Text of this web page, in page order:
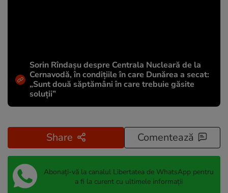
Sorin Rîndașu despre Centrala Nucleară de la
Cernavodă, în condițiile în care Dunărea a secat:
„Sunt două săptămâni în care trebuie găsite
soluții”
Share Comentează
Abonați-vă la canalul Libertatea de WhatsApp pentru
a fi la curent cu ultimele informații